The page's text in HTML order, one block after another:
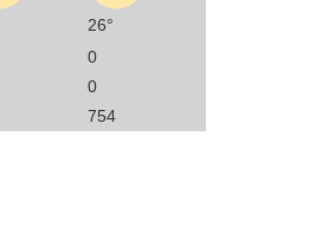
26°
0
0
754